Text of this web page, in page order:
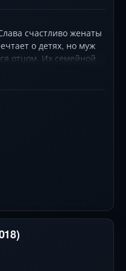
счастливо женаты
о детях, но муж
отцом. Их семейной
Слава признаётся,
продаёт квартиру,
вырученные
работу.